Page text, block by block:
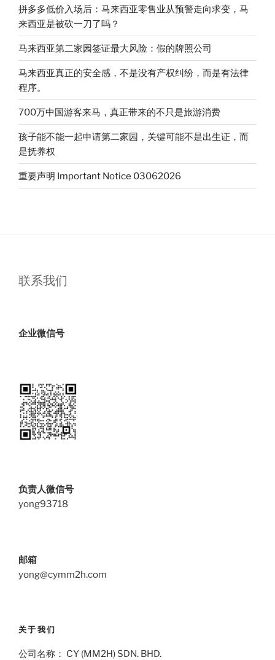
拼多多低价入场后：马来西亚零售业从预警走向求变，马
来西亚是被砍一刀了吗？
马来西亚第二家园签证最大风险：假的牌照公司
马来西亚真正的安全感，不是没有产权纠纷，而是有法律
程序。
700万中国游客来马，真正带来的不只是旅游消费
孩子能不能一起申请第二家园，关键可能不是出生证，而
是抚养权
重要声明 Important Notice 03062026
联系我们
企业微信号
负责人微信号
yong93718
邮箱
yong@cymm2h.com
关于我们
公司名称： CY (MM2H) SDN. BHD.